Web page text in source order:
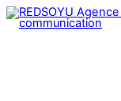
Skip